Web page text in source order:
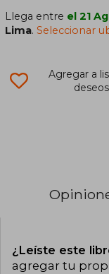
Llega entre el 21
Lima.Seleccionar
Agregar a
deseos
¿Leíste este
agregar tu